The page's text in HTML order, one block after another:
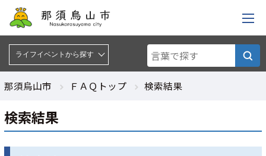
ライフイベントから探す :
ライフイベントから探す
那須烏山市 ＦＡＱトップ 検索結果
検索結果